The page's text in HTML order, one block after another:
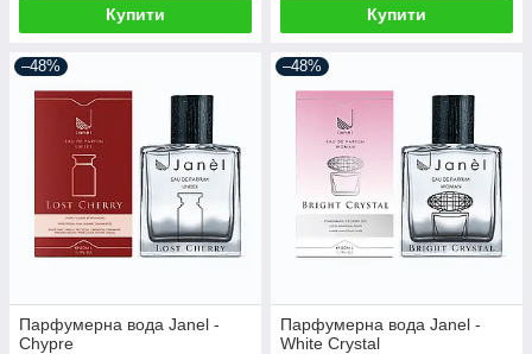
Купити Купити
–48%
Парфумерна вода Janel -
Chypre
–48%
Парфумерна вода Janel -
White Crystal